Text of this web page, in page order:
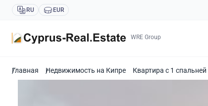
RU EUR
WRE Group
Главная Недвижимость на Кипре Квартира с 1